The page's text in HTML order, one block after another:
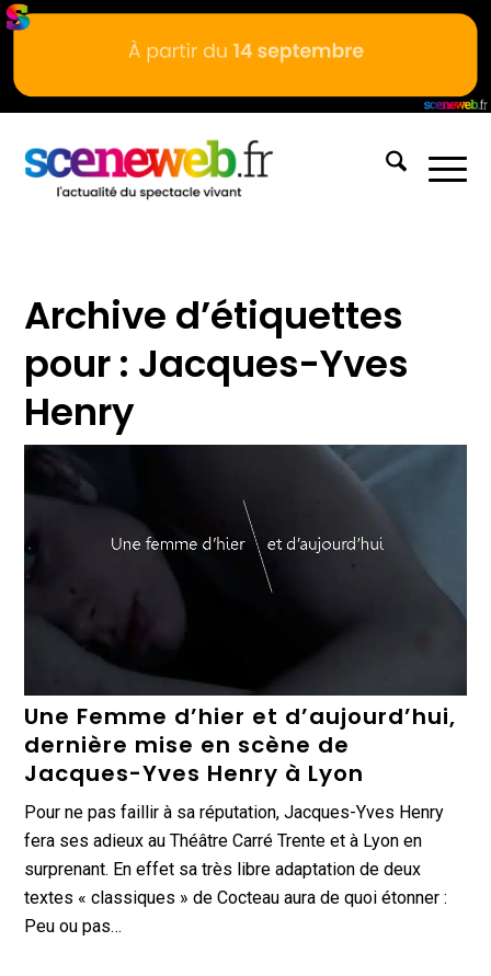
Archive d’étiquettes
pour : Jacques-Yves
Henry
Une Femme d’hier et d’aujourd’hui,
dernière mise en scène de
Jacques-Yves Henry à Lyon
Pour ne pas faillir à sa réputation, Jacques-Yves Henry
fera ses adieux au Théâtre Carré Trente et à Lyon en
surprenant. En effet sa très libre adaptation de deux
textes « classiques » de Cocteau aura de quoi étonner :
Peu ou pas…